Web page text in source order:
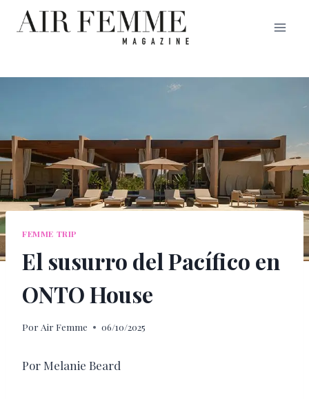
Saltar
FEMME TRIP
El susurro del Pacífico en
ONTO House
Por Air Femme 06/10/2025
Por Melanie Beard